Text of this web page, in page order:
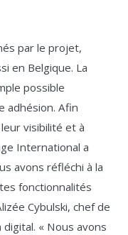
par le projet,
en Belgique. La
possible
adhésion. Afin
visibilité et à
International a
avons réfléchi à la
fonctionnalités
Cybulski, chef de
« Nous avons